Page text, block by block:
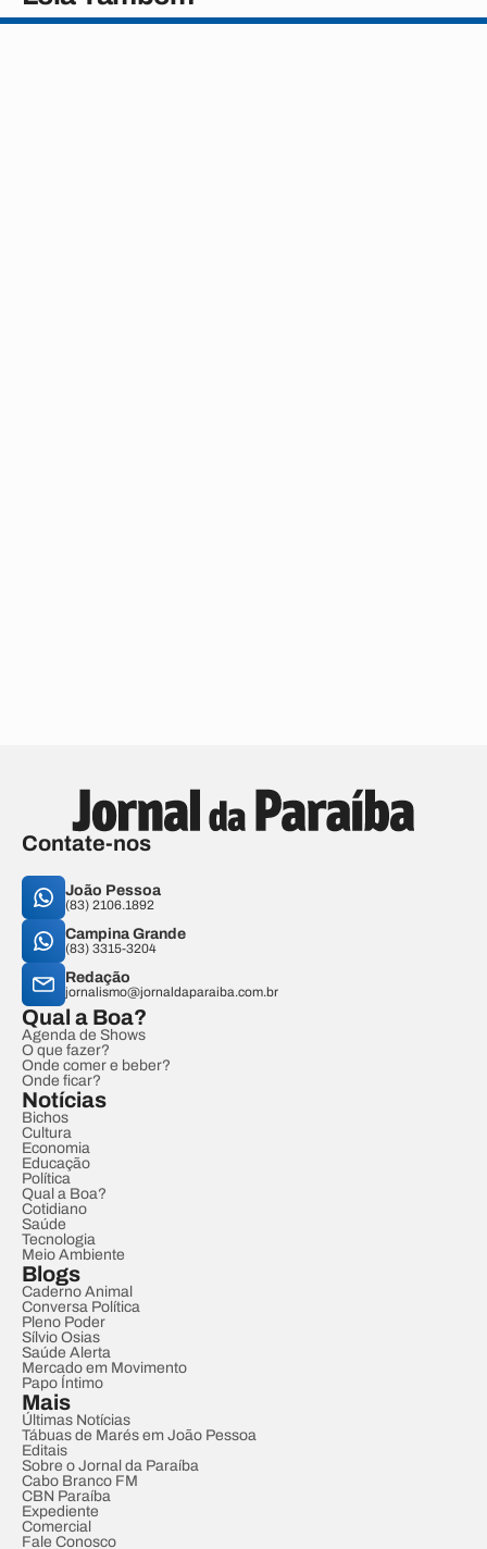
Contate-nos
João Pessoa
(83) 2106.1892
Campina Grande
(83) 3315-3204
Redação
jornalismo@jornaldaparaiba.com.br
Qual a Boa?
Agenda de Shows
O que fazer?
Onde comer e beber?
Onde ficar?
Notícias
Bichos
Cultura
Economia
Educação
Política
Qual a Boa?
Cotidiano
Saúde
Tecnologia
Meio Ambiente
Blogs
Caderno Animal
Conversa Política
Pleno Poder
Sílvio Osias
Saúde Alerta
Mercado em Movimento
Papo Íntimo
Mais
Últimas Notícias
Tábuas de Marés em João Pessoa
Editais
Sobre o Jornal da Paraíba
Cabo Branco FM
CBN Paraíba
Expediente
Comercial
Fale Conosco